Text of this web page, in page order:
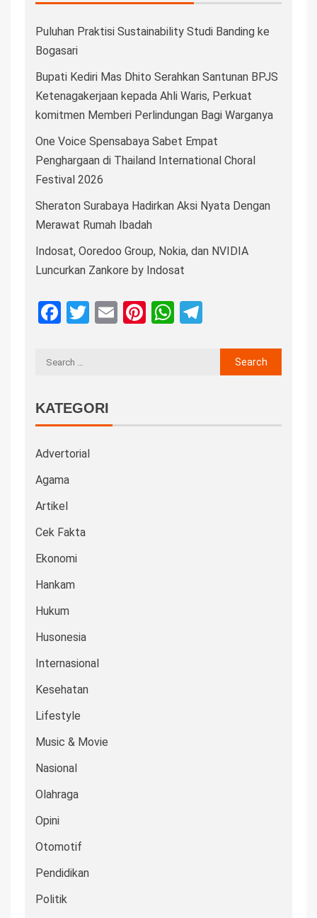
Puluhan Praktisi Sustainability Studi Banding ke
Bogasari
Bupati Kediri Mas Dhito Serahkan Santunan BPJS
Ketenagakerjaan kepada Ahli Waris, Perkuat
komitmen Memberi Perlindungan Bagi Warganya
One Voice Spensabaya Sabet Empat
Penghargaan di Thailand International Choral
Festival 2026
Sheraton Surabaya Hadirkan Aksi Nyata Dengan
Merawat Rumah Ibadah
Indosat, Ooredoo Group, Nokia, dan NVIDIA
Luncurkan Zankore by Indosat
Facebook
Twitter
EmailPinterest
WhatsApp
KATEGORI
Advertorial
Agama
Artikel
Cek Fakta
Ekonomi
Hankam
Hukum
Husonesia
Internasional
Kesehatan
Lifestyle
Music & Movie
Nasional
Olahraga
Opini
Otomotif
Pendidikan
Politik